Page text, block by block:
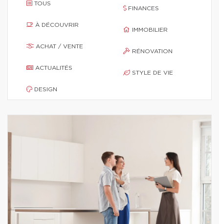
TOUS
À DÉCOUVRIR
ACHAT / VENTE
ACTUALITÉS
DESIGN
FINANCES
IMMOBILIER
RÉNOVATION
STYLE DE VIE